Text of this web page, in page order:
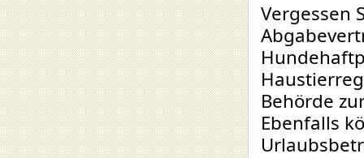
Vergessen
Behörde
Ebenfalls